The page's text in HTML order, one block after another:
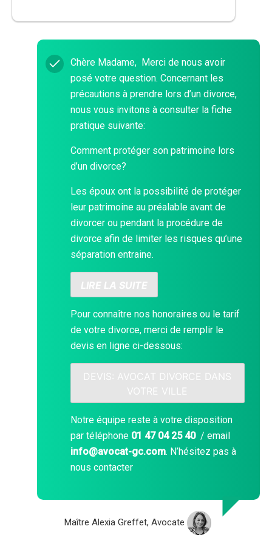
Chère Madame, Merci de nous avoir
posé votre question. Concernant les
précautions à prendre lors d’un divorce,
nous vous invitons à consulter la fiche
pratique suivante:
Comment protéger son patrimoine lors
d’un divorce?
Les époux ont la possibilité de protéger
leur patrimoine au préalable avant de
divorcer ou pendant la procédure de
divorce afin de limiter les risques qu’une
séparation entraine.
LIRE LA SUITE
Pour connaître nos honoraires ou le tarif
de votre divorce, merci de remplir le
devis en ligne ci-dessous:
DEVIS: AVOCAT DIVORCE DANS
VOTRE VILLE
Notre équipe reste à votre disposition
par téléphone 01 47 04 25 40 / email
info@avocat-gc.com. N’hésitez pas à
nous contacter
Maître Alexia Greffet, Avocate